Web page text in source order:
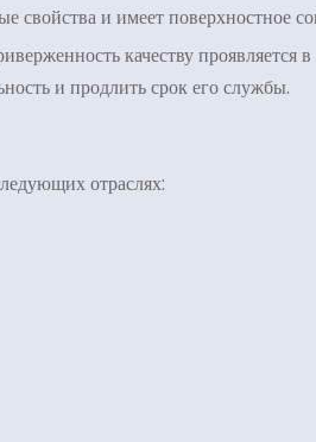
свойства и имеет поверхностное
качеству проявляется в
и продлить срок его службы.
отраслях: